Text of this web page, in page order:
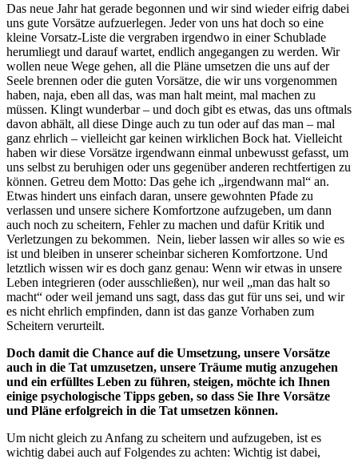
Das neue Jahr hat gerade begonnen und wir sind wieder eifrig dabei
uns gute Vorsätze aufzuerlegen. Jeder von uns hat doch so eine
kleine Vorsatz-Liste die vergraben irgendwo in einer Schublade
herumliegt und darauf wartet, endlich angegangen zu werden. Wir
wollen neue Wege gehen, all die Pläne umsetzen die uns auf der
Seele brennen oder die guten Vorsätze, die wir uns vorgenommen
haben, naja, eben all das, was man halt meint, mal machen zu
müssen. Klingt wunderbar – und doch gibt es etwas, das uns oftmals
davon abhält, all diese Dinge auch zu tun oder auf das man – mal
ganz ehrlich – vielleicht gar keinen wirklichen Bock hat. Vielleicht
haben wir diese Vorsätze irgendwann einmal unbewusst gefasst, um
uns selbst zu beruhigen oder uns gegenüber anderen rechtfertigen zu
können. Getreu dem Motto: Das gehe ich „irgendwann mal“ an.
Etwas hindert uns einfach daran, unsere gewohnten Pfade zu
verlassen und unsere sichere Komfortzone aufzugeben, um dann
auch noch zu scheitern, Fehler zu machen und dafür Kritik und
Verletzungen zu bekommen. Nein, lieber lassen wir alles so wie es
ist und bleiben in unserer scheinbar sicheren Komfortzone. Und
letztlich wissen wir es doch ganz genau: Wenn wir etwas in unsere
Leben integrieren (oder ausschließen), nur weil „man das halt so
macht“ oder weil jemand uns sagt, dass das gut für uns sei, und wir
es nicht ehrlich empfinden, dann ist das ganze Vorhaben zum
Scheitern verurteilt.
Doch damit die Chance auf die Umsetzung, unsere Vorsätze
auch in die Tat umzusetzen, unsere Träume mutig anzugehen
und ein erfülltes Leben zu führen, steigen, möchte ich Ihnen
einige psychologische Tipps geben, so dass Sie Ihre Vorsätze
und Pläne erfolgreich in die Tat umsetzen können.
Um nicht gleich zu Anfang zu scheitern und aufzugeben, ist es
wichtig dabei auch auf Folgendes zu achten: Wichtig ist dabei,